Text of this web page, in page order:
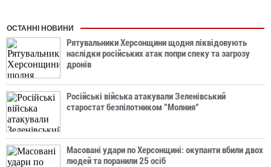
ОСТАННІ НОВИНИ
Рятувальники Херсонщини щодня ліквідовують
наслідки російських атак попри спеку та загрозу
дронів
Російські війська атакували Зеленівський
старостат безпілотником "Молния"
Масовані удари по Херсонщині: окупанти вбили двох
людей та поранили 25 осіб